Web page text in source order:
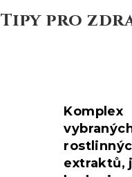
Tipy pro
Komplex
extraktů,